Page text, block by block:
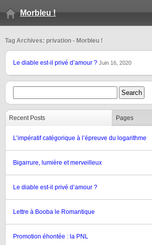
Morbleu !
Tag Archives: privation - Morbleu !
Le diable est-il privé d’amour ? Juin 16, 2020
Recent Posts Pages
L’impératif catégorique à l’épreuve du logarithme
Bigarrure, lumière et merveilleux
Le diable est-il privé d’amour ?
Lettre à Booba le Romantique
Promotion éhontée : la PNL